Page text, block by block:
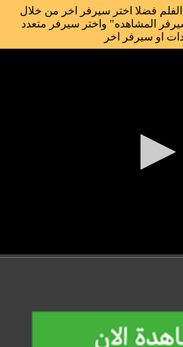
فضلا اختر سيرفر اخر من خلال
المشاهده" واختر سيرفر متعدد
او سيرفر اخر